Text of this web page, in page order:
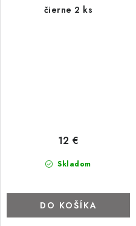
čierne 2 ks
Skladom
12 €
DO KOŠÍKA